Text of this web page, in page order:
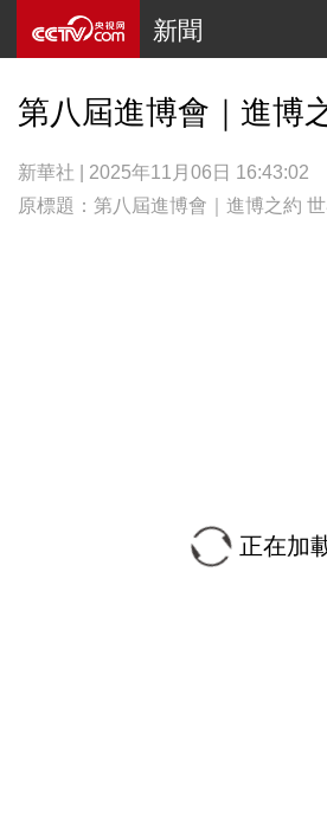
新聞
第八屆進博會｜進博
新華社 | 2025年11月06日 16:43:02
原標題：第八屆進博會｜進博之約
正在加